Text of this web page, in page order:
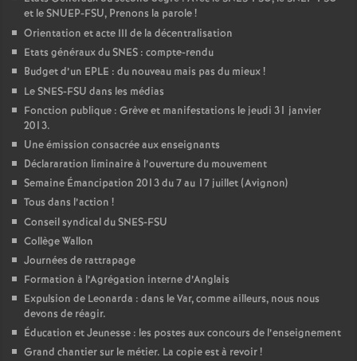
et le SNUEP-FSU, Prenons la parole!
Orientation et acte III de la décentralisation
Etats généraux du SNES : compte-rendu
Budget d’un EPLE : du nouveau mais pas du mieux!
Le SNES-FSU dans les médias
Fonction publique : Grève et manifestations le jeudi 31 janvier
2013.
Une émission consacrée aux enseignants
Déclararation liminaire à l’ouverture du mouvement
Semaine Émancipation 2013 du 7 au 17 juillet (Avignon)
Tous dans l’action !
Conseil syndical du SNES-FSU
Collège Wallon
Journées de rattrapage
Formation à l’Agrégation interne d’Anglais
Expulsion de Leonarda : dans le Var, comme ailleurs, nous nous
devons de réagir.
Éducation et Jeunesse : les postes aux concours de l’enseignement
Grand chantier sur le métier. La copie est à revoir!